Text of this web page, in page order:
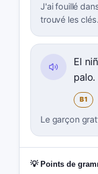
J'ai fouillé
trouvé les clés.
El
palo.
B1
Le garçon
💡 Points de